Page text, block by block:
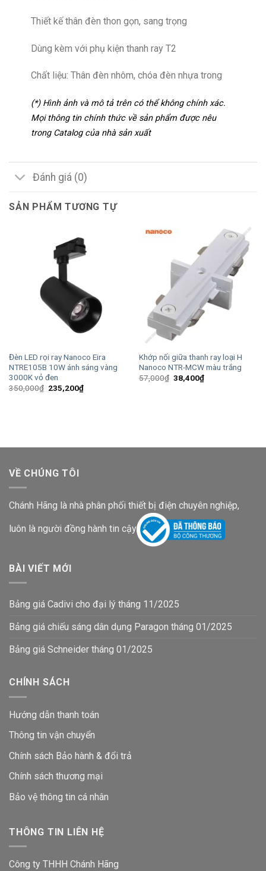
Thiết kế thân đèn thon gọn, sang trọng
Dùng kèm với phụ kiện thanh ray T2
Chất liệu: Thân đèn nhôm, chóa đèn nhựa trong
(*) Hình ảnh và mô tả trên có thể không chính xác.
Mọi thông tin chính thức về sản phẩm được nêu
trong Catalog của nhà sản xuất
Đánh giá (0)
SẢN PHẨM TƯƠNG TỰ
Đèn LED rọi ray Nanoco Eira
NTRE105B 10W ánh sáng vàng
3000K vỏ đen
350,000₫ Giá
235,200₫Giá
hiện
Khớp nối giữa thanh ray loại H
Nanoco NTR-MCW màu trắng
57,000₫ Giá
gốc
38,400₫Giá
hiện
VỀ CHÚNG TÔI
Chánh Hãng là nhà phân phối thiết bị điện chuyên nghiệp,
luôn là người đồng hành tin cậy
BÀI VIẾT MỚI
Bảng giá Cadivi cho đại lý tháng 11/2025
Bảng giá chiếu sáng dân dụng Paragon tháng 01/2025
Bảng giá Schneider tháng 01/2025
CHÍNH SÁCH
Hướng dẫn thanh toán
Thông tin vận chuyển
Chính sách Bảo hành & đổi trả
Chính sách thương mại
Bảo vệ thông tin cá nhân
THÔNG TIN LIÊN HỆ
Công ty THHH Chánh Hãng